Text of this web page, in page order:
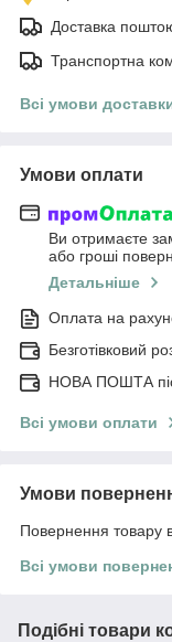
Доставка
Транспортна
Всі умови
Умови оплати
Ви отримаєте
або гроші
Детальніше
Оплата на
Безготівковий
НОВА ПОШТА
Всі умови оплати
Умови
Повернення товару
Всі умови
Подібні товари